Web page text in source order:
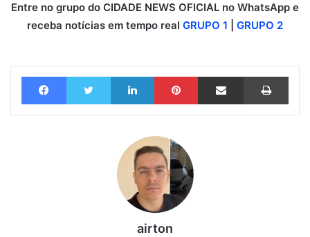
Entre no grupo do CIDADE NEWS OFICIAL no WhatsApp e
receba notícias em tempo real GRUPO 1 GRUPO 2
Facebook Twitter Linkedin Pinterest Compartilhar via e-mail
airton